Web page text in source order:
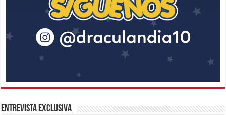
Entrevista Exclusiva